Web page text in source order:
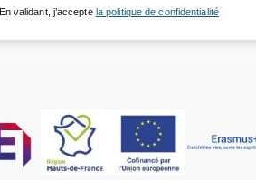
En validant, j’accepte la politique de confidentialité